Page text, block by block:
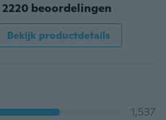
2220 beoordelingen
Bekijk productdetails
1,537